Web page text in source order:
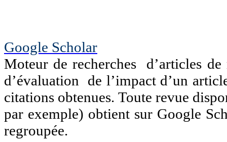
Google Scholar
Moteur de recherches d’articles de
d’évaluation de l’impact d’un
citations obtenues. Toute revue
par exemple) obtient sur Google
regroupée.